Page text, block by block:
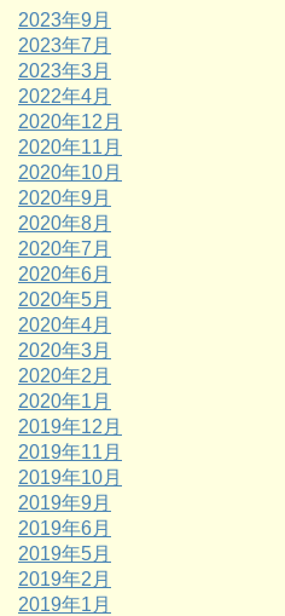
2023年9月
2023年7月
2023年3月
2022年4月
2020年12月
2020年11月
2020年10月
2020年9月
2020年8月
2020年7月
2020年6月
2020年5月
2020年4月
2020年3月
2020年2月
2020年1月
2019年12月
2019年11月
2019年10月
2019年9月
2019年6月
2019年5月
2019年2月
2019年1月